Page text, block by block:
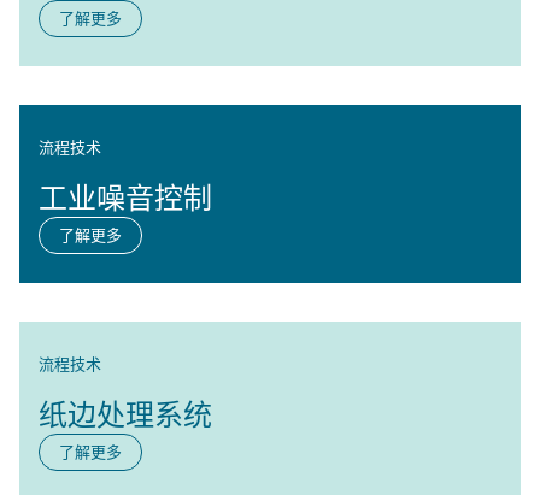
了解更多
工业噪音控制
流程技术
了解更多
纸边处理系统
流程技术
了解更多